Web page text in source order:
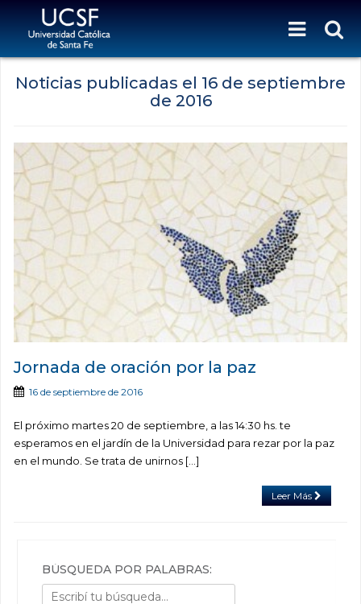
Noticias publicadas el 16 de septiembre
de 2016
Jornada de oración por la paz
16 de septiembre de 2016
El próximo martes 20 de septiembre, a las 14:30 hs. te
esperamos en el jardín de la Universidad para rezar por la paz
en el mundo. Se trata de unirnos […]
Leer Más
BÚSQUEDA POR PALABRAS: